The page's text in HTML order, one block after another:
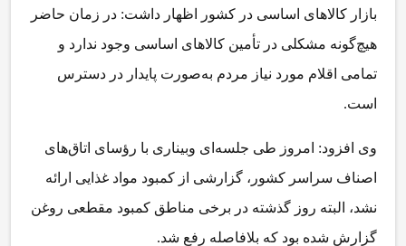
بازار کالاهای اساسی در کشور اظهار داشت: در زمان حاضر
هیچ‌گونه مشکلی در تأمین کالاهای اساسی وجود ندارد و
تمامی اقلام مورد نیاز مردم به‌صورت پایدار در دسترس
است.
وی افزود: امروز طی جلسه‌ای وبیناری با رؤسای اتاق‌های
اصناف سراسر کشور، گزارشی از کمبود مواد غذایی ارائه
نشد، البته روز گذشته در برخی مناطق کمبود مقطعی روغن
گزارش شده بود که بلافاصله رفع شد.